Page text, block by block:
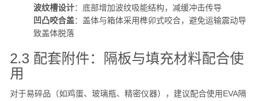
波纹槽设计：底部增加波纹吸能结构，减缓冲击传导
凹凸咬合盖：盖体与箱体采用榫卯式咬合，避免运输震动导
致盖体脱落
2.3 配套附件：隔板与填充材料配合使
用
对于易碎品（如鸡蛋、玻璃瓶、精密仪器），建议配合使用EVA隔